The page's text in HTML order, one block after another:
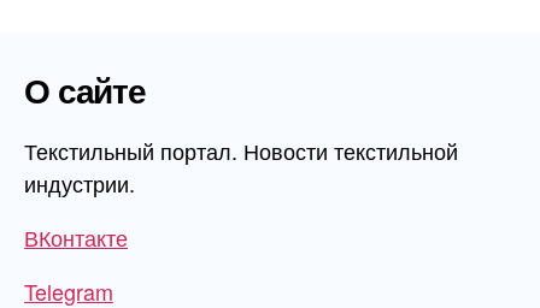
О сайте
Текстильный портал. Новости текстильной
индустрии.
ВКонтакте
Telegram